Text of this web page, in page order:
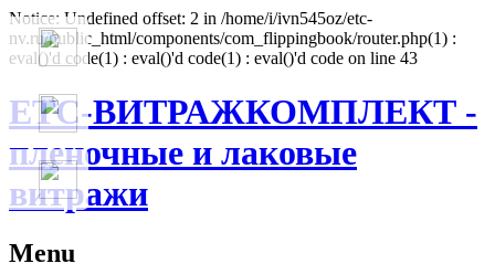
Notice: Undefined offset: 2 in /home/i/ivn545oz/etc-
nv.ru/public_html/components/com_flippingbook/router.php(1) :
eval()'d code(1) : eval()'d code(1) : eval()'d code on line 43
ЕТС-ВИТРАЖКОМПЛЕКТ -
пленочные и лаковые
витражи
Menu